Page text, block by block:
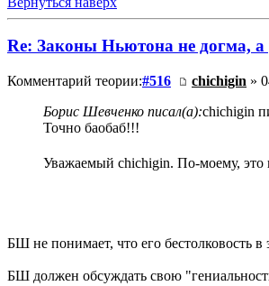
Re: Законы Ньютона не догма, а
Комментарий теории:#516 chichigin »
Борис Шевченко писал(а):chichigin
Точно баобаб!!!
Уважаемый chichigin. По-моему, это
БШ не понимает, что его бестолковость в
БШ должен обсуждать свою